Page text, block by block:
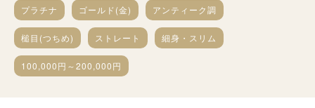
プラチナ ゴールド(金) アンティーク調
槌目(つちめ) ストレート 細身・スリム
100,000円～200,000円